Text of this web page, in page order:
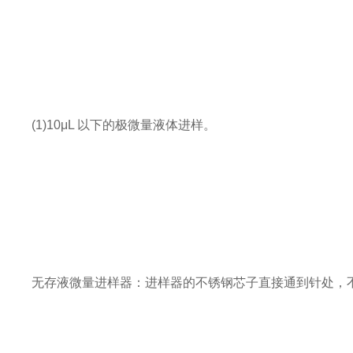
(1)10μL 以下的极微量液体进样。
无存液微量进样器：进样器的不锈钢芯子直接通到针处，